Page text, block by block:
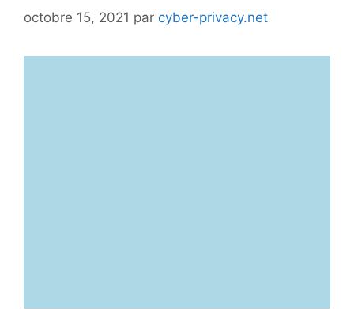
octobre 15, 2021 par cyber-privacy.net